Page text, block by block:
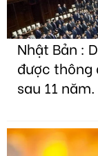
Nhật Bản :
được thông
sau 11 năm.